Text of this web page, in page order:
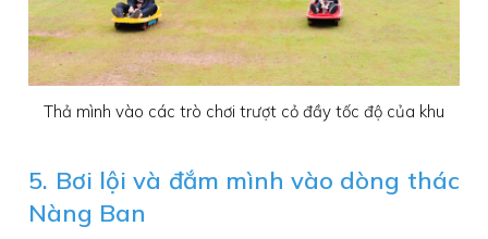
Thả mình vào các trò chơi trượt cỏ đầy tốc độ của khu
5. Bơi lội và đắm mình vào dòng thác
Nàng Ban